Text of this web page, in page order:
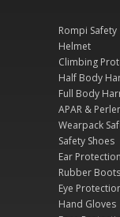
Rompi Safety
Helmet
Climbing
Half Body
Full Body
APAR &
Wearpack
Safety Shoes
Ear Protection
Rubber Boots
Eye
Hand Gloves